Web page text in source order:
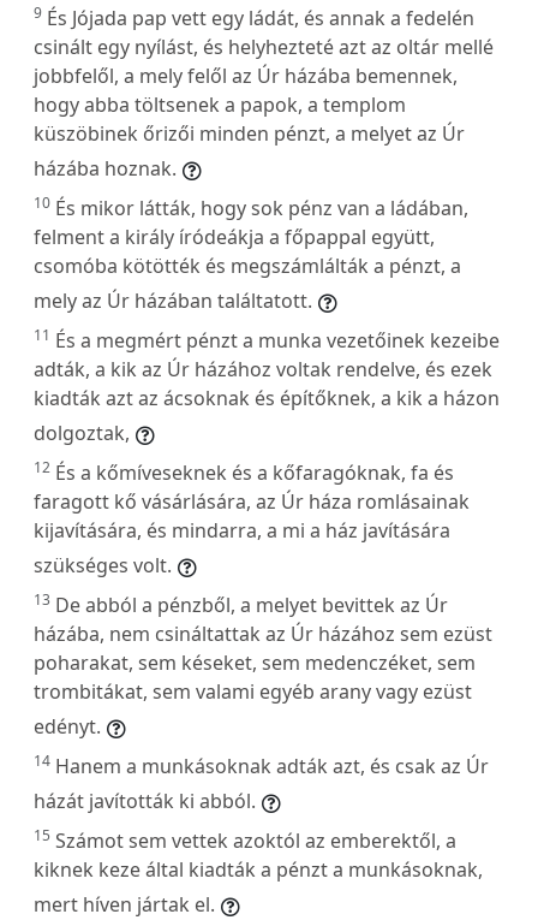
9 És Jójada pap vett egy ládát, és annak a fedelén
csinált egy nyílást, és helyhezteté azt az oltár mellé
jobbfelől, a mely felől az Úr házába bemennek,
hogy abba töltsenek a papok, a templom
küszöbinek őrizői minden pénzt, a melyet az Úr
házába hoznak.
10 És mikor látták, hogy sok pénz van a ládában,
felment a király íródeákja a főpappal együtt,
csomóba kötötték és megszámlálták a pénzt, a
mely az Úr házában találtatott.
11 És a megmért pénzt a munka vezetőinek kezeibe
adták, a kik az Úr házához voltak rendelve, és ezek
kiadták azt az ácsoknak és építőknek, a kik a házon
dolgoztak,
12 És a kőmíveseknek és a kőfaragóknak, fa és
faragott kő vásárlására, az Úr háza romlásainak
kijavítására, és mindarra, a mi a ház javítására
szükséges volt.
13 De abból a pénzből, a melyet bevittek az Úr
házába, nem csináltattak az Úr házához sem ezüst
poharakat, sem késeket, sem medenczéket, sem
trombitákat, sem valami egyéb arany vagy ezüst
edényt.
14 Hanem a munkásoknak adták azt, és csak az Úr
házát javították ki abból.
15 Számot sem vettek azoktól az emberektől, a
kiknek keze által kiadták a pénzt a munkásoknak,
mert híven jártak el.